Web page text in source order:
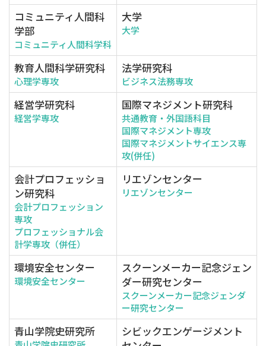
コミュニティ人間科
学部
コミュニティ人間科学科
大学
大学
教育人間科学研究科
心理学専攻
法学研究科
ビジネス法務専攻
経営学研究科
経営学専攻
国際マネジメント研究科
共通教育・外国語科目
国際マネジメント専攻
国際マネジメントサイエンス専
攻(併任)
会計プロフェッショ
ン研究科
会計プロフェッション
専攻
プロフェッショナル会
計学専攻（併任）
リエゾンセンター
リエゾンセンター
環境安全センター
環境安全センター
スクーンメーカー記念ジェン
ダー研究センター
スクーンメーカー記念ジェンダ
ー研究センター
青山学院史研究所
シビックエンゲージメント